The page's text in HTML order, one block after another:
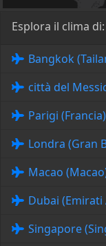
Esplora il clima di:
Bangkok
città del
Parigi (Francia)
Londra (Gran
Macao
Dubai
Singapore